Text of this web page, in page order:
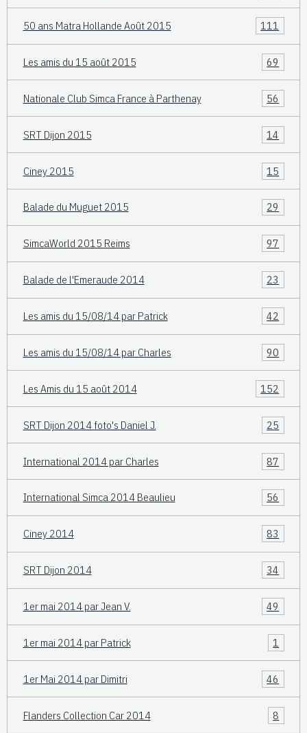
50 ans Matra Hollande Août 2015 111
Les amis du 15 août 2015 69
Nationale Club Simca France à Parthenay 56
SRT Dijon 2015 14
Ciney 2015 15
Balade du Muguet 2015 29
SimcaWorld 2015 Reims 97
Balade de l'Emeraude 2014 23
Les amis du 15/08/14 par Patrick 42
Les amis du 15/08/14 par Charles 90
Les Amis du 15 août 2014 152
SRT Dijon 2014 foto's Daniel J. 25
International 2014 par Charles 87
International Simca 2014 Beaulieu 56
Ciney 2014 83
SRT Dijon 2014 34
1er mai 2014 par Jean V. 49
1er mai 2014 par Patrick 1
1er Mai 2014 par Dimitri 46
Flanders Collection Car 2014 8